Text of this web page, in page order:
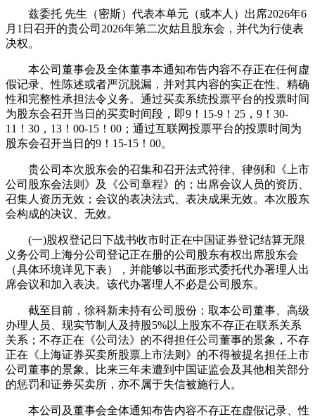
兹委托 先生（密斯）代表本单元（或本人）出席2026年6
月1日召开的贵公司2026年第二次姑且股东会，并代为行使表
决权。
本公司董事会及全体董事本通知布告内容不存正在任何虚
假记录、性陈述或者严沉脱漏，并对其内容的实正在性、精确
性和完整性承担法令义务。通过买卖系统投票平台的投票时间
为股东会召开当日的买卖时间段，即9！15-9！25，9！30-
11！30，13！00-15！00；通过互联网投票平台的投票时间为
股东会召开当日的9！15-15！00。
贵公司本次股东会的召集和召开法式符律、律例和《上市
公司股东会法则》及《公司章程》的；出席会议人员的资历、
召集人资历无效；会议的表决法式、表决成果无效。本次股东
会构成的决议、无效。
(一)股权登记日下战书收市时正在中国证券登记结算无限
义务公司上海分公司登记正在册的公司股东有权出席股东会
（具体环境详见下表），并能够以书面形式委托代办署理人出
席会议和加入表决。该代办署理人不必是公司股东。
截至目前，徐科新未持有公司股份；取本公司董事、高级
办理人员、现实节制人及持股5%以上股东不存正在联系关系
关系；不存正在《公司法》的不得担任公司董事的景象，不存
正在《上海证券买卖所股票上市法则》的不得被提名担任上市
公司董事的景象。比来三年未遭到中国证监会及其他相关部分
的惩罚和证券买卖所，亦不属于失信被施行人。
本公司及董事会全体通知布告内容不存正在虚假记录、性